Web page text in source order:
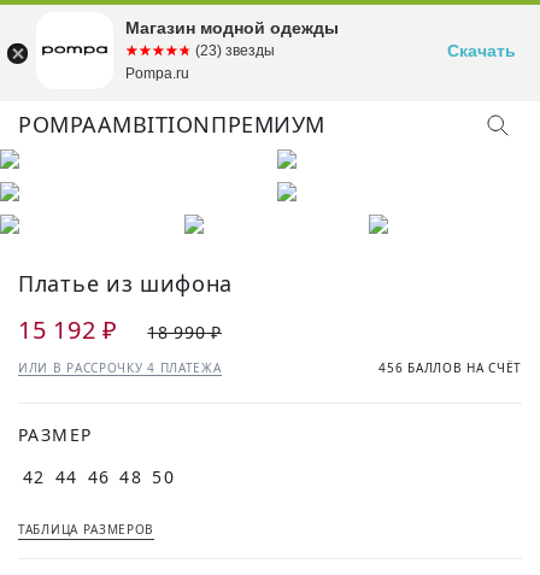
POMPAAMBITIONПРЕМИУМ
Платье из шифона
15 192 ₽ 18 990 ₽
ИЛИ В РАССРОЧКУ 4 ПЛАТЕЖА 456 БАЛЛОВ НА СЧЁТ
РАЗМЕР
42 44 46 48 50
ТАБЛИЦА РАЗМЕРОВ
Магазин модной одежды
☆☆☆☆☆
★★★★★ (23) звезды
Pompa.ru
Скачать